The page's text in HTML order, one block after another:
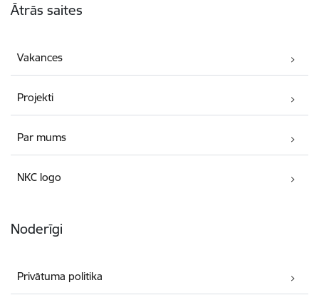
Ātrās saites
Vakances
Projekti
Par mums
NKC logo
Noderīgi
Privātuma politika